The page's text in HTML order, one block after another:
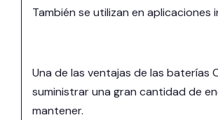
También se utilizan en
Una de las ventajas de las baterías
suministrar una gran cantidad de
mantener.